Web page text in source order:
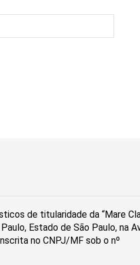
de titularidade da “Mare
Estado de São Paulo, na
no CNPJ/MF sob o nº